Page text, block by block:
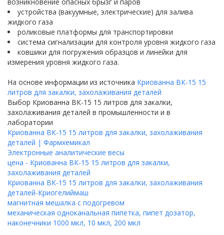
устройства (вакуумные, электрические) для залива
жидкого газа
роликовые платформы для транспортировки
система сигнализации для контроля уровня жидкого газа
ковшики для погружения образцов и линейки для
измерения уровня жидкого газа.
На основе информации из источника Криованна ВК-15 15
литров для закалки, захолаживания деталей
Выбор Криованна ВК-15 15 литров для закалки,
захолаживания деталей в промышленности и в
лаборатории
Криованна ВК-15 15 литров для закалки, захолаживания
деталей | Фармхемикал
Электронные аналитические весы
цена - Криованна ВК-15 15 литров для закалки,
захолаживания деталей
Криованна ВК-15 15 литров для закалки, захолаживания
деталей-Криогелиймаш
магнитная мешалка c подогревом
механическая одноканальная пипетка, пипет дозатор,
наконечники 1000 мкл, 10 мкл, 200 мкл